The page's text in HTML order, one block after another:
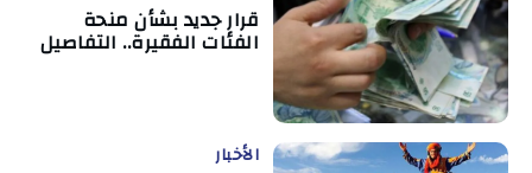
قرار جديد بشأن منحة
الفئات الفقيرة.. التفاصيل
الأخبار